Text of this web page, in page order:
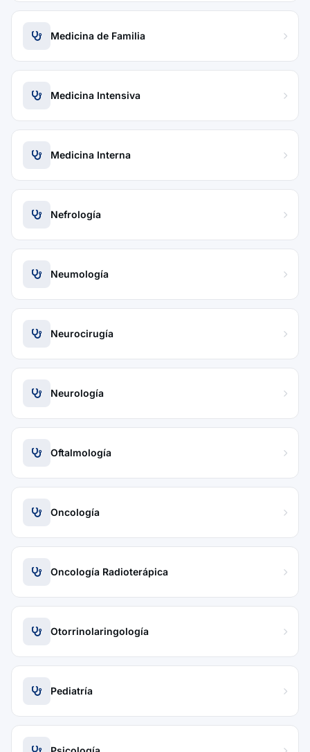
Medicina de Familia
Medicina Intensiva
Medicina Interna
Nefrología
Neumología
Neurocirugía
Neurología
Oftalmología
Oncología
Oncología Radioterápica
Otorrinolaringología
Pediatría